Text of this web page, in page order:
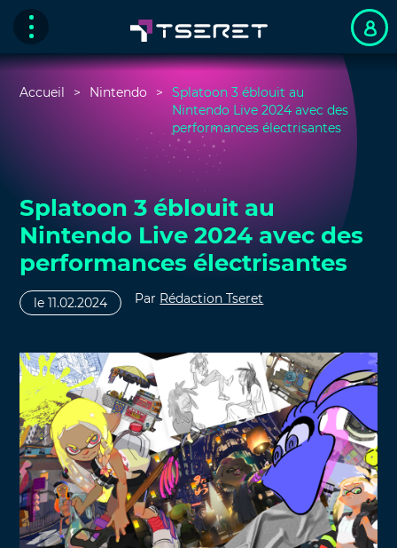
Accueil Nintendo
Splatoon 3 éblouit au
Nintendo Live 2024 avec des
performances électrisantes
Splatoon 3 éblouit au
Nintendo Live 2024 avec des
performances électrisantes
le 11.02.2024 Par Rédaction Tseret